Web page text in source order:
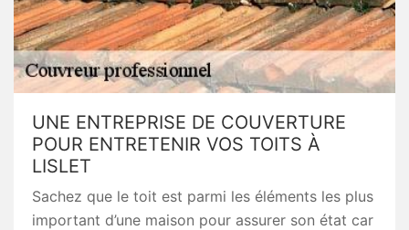
UNE ENTREPRISE DE COUVERTURE
POUR ENTRETENIR VOS TOITS À
LISLET
Sachez que le toit est parmi les éléments les plus
important d’une maison pour assurer son état car